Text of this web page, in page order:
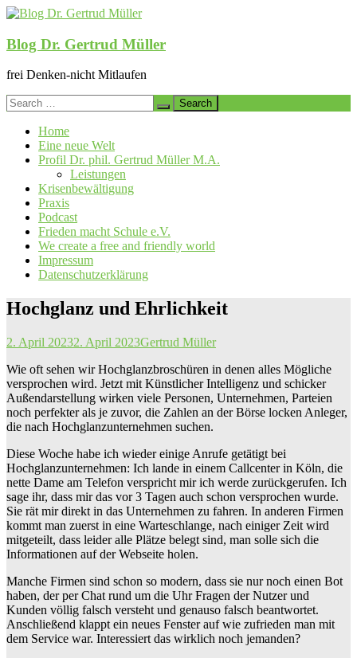
Skip
content
Blog Dr. Gertrud Müller
frei Denken-nicht Mitlaufen
Search
for:
Home
Eine neue Welt
Profil Dr. phil. Gertrud Müller M.A.
Leistungen
Krisenbewältigung
Praxis
Podcast
Frieden macht Schule e.V.
We create a free and friendly world
Impressum
Datenschutzerklärung
Hochglanz und Ehrlichkeit
2. April 20232. April 2023Gertrud Müller
Wie oft sehen wir Hochglanzbroschüren in denen alles Mögliche
versprochen wird. Jetzt mit Künstlicher Intelligenz und schicker
Außendarstellung wirken viele Personen, Unternehmen, Parteien
noch perfekter als je zuvor, die Zahlen an der Börse locken Anleger,
die nach Hochglanzunternehmen suchen.
Diese Woche habe ich wieder einige Anrufe getätigt bei
Hochglanzunternehmen: Ich lande in einem Callcenter in Köln, die
nette Dame am Telefon verspricht mir ich werde zurückgerufen. Ich
sage ihr, dass mir das vor 3 Tagen auch schon versprochen wurde.
Sie rät mir direkt in das Unternehmen zu fahren. In anderen Firmen
kommt man zuerst in eine Warteschlange, nach einiger Zeit wird
mitgeteilt, dass leider alle Plätze belegt sind, man solle sich die
Informationen auf der Webseite holen.
Manche Firmen sind schon so modern, dass sie nur noch einen Bot
haben, der per Chat rund um die Uhr Fragen der Nutzer und
Kunden völlig falsch versteht und genauso falsch beantwortet.
Anschließend klappt ein neues Fenster auf wie zufrieden man mit
dem Service war. Interessiert das wirklich noch jemanden?